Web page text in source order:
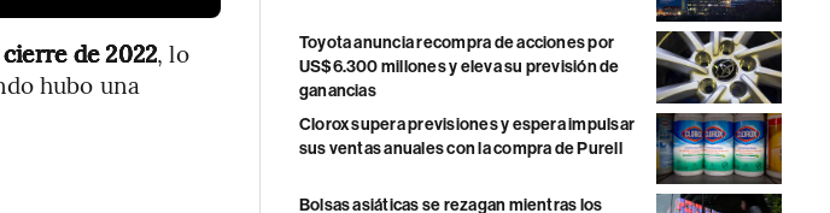
de 2022, lo
hubo una
Toyota anuncia recompra de acciones por
US$6.300 millones y eleva su previsión de
ganancias
Clorox supera previsiones y espera impulsar
sus ventas anuales con la compra de Purell
Bolsas asiáticas se rezagan mientras los